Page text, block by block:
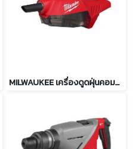
MILWAUKEE เครื่องดูดฝุ่นคอมแพ็ค 750 มล. รุ่น M18 BLCV2-0